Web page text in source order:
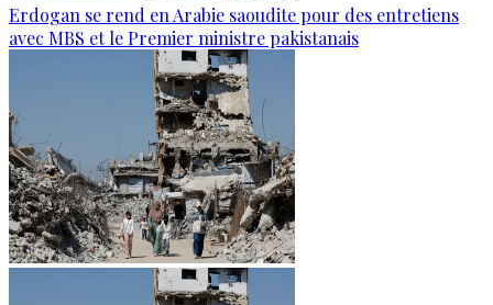
Erdogan se rend en Arabie saoudite pour des entretiens
avec MBS et le Premier ministre pakistanais